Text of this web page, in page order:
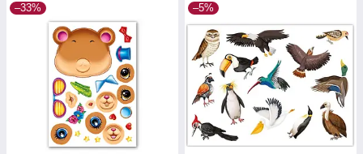
–33% –5%